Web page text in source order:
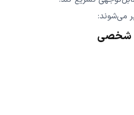
می‌شوند:
شخصی